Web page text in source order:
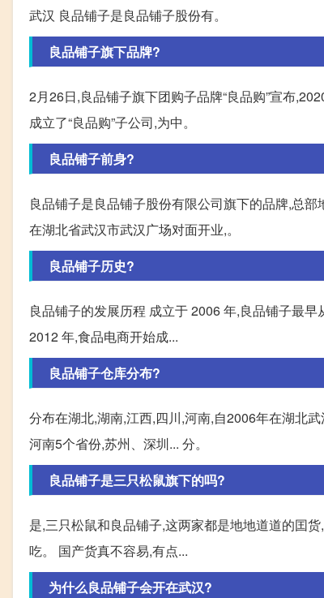
武汉 良品铺子是良品铺子股份有。
良品铺子旗下品牌?
2月26日,良品铺子旗下团购子品牌“良品购”宣布
成立了“良品购”子公司,为中。
良品铺子前身?
良品铺子是良品铺子股份有限公司旗下的品牌,总
在湖北省武汉市武汉广场对面开业,。
良品铺子历史?
良品铺子的发展历程 成立于 2006 年,良品铺子最
2012 年,食品电商开始成...
良品铺子仓库分布?
分布在湖北,湖南,江西,四川,河南,自2006年在湖北
河南5个省份,苏州、深圳... 分。
良品铺子是三只松鼠旗下的吗?
是,三只松鼠和良品铺子,这两家都是地地道道的囯
吃。 国产货真不容易,有点...
为什么良品铺子会开在武汉?